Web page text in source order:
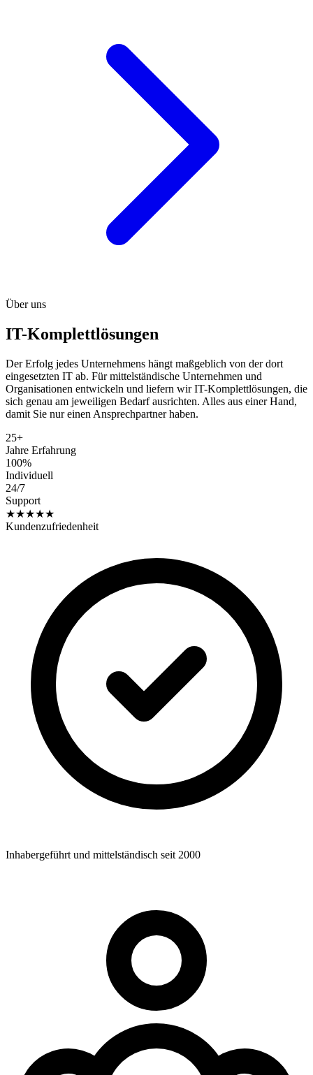
Über uns
IT-Komplettlösungen
Der Erfolg jedes Unternehmens hängt maßgeblich von der dort
eingesetzten IT ab. Für mittelständische Unternehmen und
Organisationen entwickeln und liefern wir IT-Komplettlösungen, die
sich genau am jeweiligen Bedarf ausrichten. Alles aus einer Hand,
damit Sie nur einen Ansprechpartner haben.
25+
Jahre Erfahrung
100%
Individuell
24/7
Support
★★★★★
Kundenzufriedenheit
Inhabergeführt und mittelständisch seit 2000